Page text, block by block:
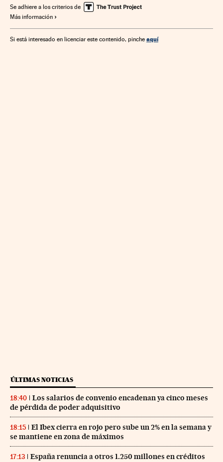
Enfermedades Microbiología Medicina
Se adhiere a los criterios de
Más información
Si está interesado en licenciar este contenido, pinche aquí
ÚLTIMAS NOTICIAS
18:40
Los salarios de convenio encadenan ya cinco meses
de pérdida de poder adquisitivo
18:15
El Ibex cierra en rojo pero sube un 2% en la semana y
se mantiene en zona de máximos
17:13
España renuncia a otros 1.250 millones en créditos